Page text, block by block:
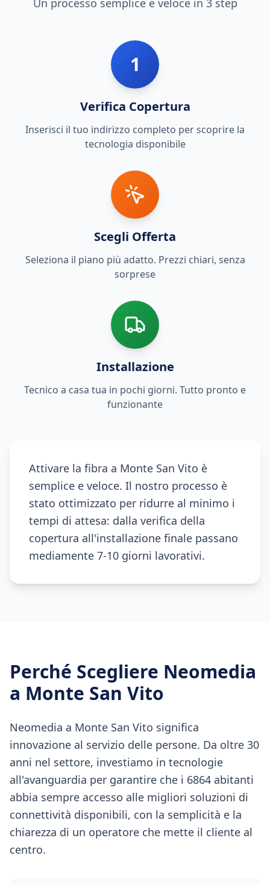
Un processo semplice e veloce in 3 step
1
Verifica Copertura
Inserisci il tuo indirizzo completo per scoprire la
tecnologia disponibile
Scegli Offerta
Seleziona il piano più adatto. Prezzi chiari, senza
sorprese
Installazione
Tecnico a casa tua in pochi giorni. Tutto pronto e
funzionante
Attivare la fibra a Monte San Vito è
semplice e veloce. Il nostro processo è
stato ottimizzato per ridurre al minimo i
tempi di attesa: dalla verifica della
copertura all'installazione finale passano
mediamente 7-10 giorni lavorativi.
Perché Scegliere Neomedia
a Monte San Vito
Neomedia a Monte San Vito significa
innovazione al servizio delle persone. Da oltre 30
anni nel settore, investiamo in tecnologie
all'avanguardia per garantire che i 6864 abitanti
abbia sempre accesso alle migliori soluzioni di
connettività disponibili, con la semplicità e la
chiarezza di un operatore che mette il cliente al
centro.